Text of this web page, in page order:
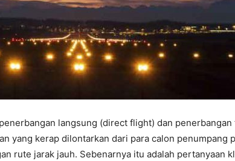
langsung (direct flight) dan penerbangan
yang kerap dilontarkan dari para calon penumpang
rute jarak jauh. Sebenarnya itu adalah pertanyaan